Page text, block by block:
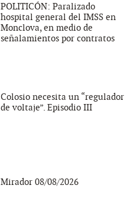
POLITICÓN: Paralizado
hospital general del IMSS en
Monclova, en medio de
señalamientos por contratos
Colosio necesita un “regulador
de voltaje”. Episodio III
Mirador 08/08/2026